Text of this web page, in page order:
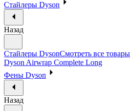
Стайлеры Dyson
Назад
Стайлеры DysonСмотреть все товары
Dyson Airwrap Complete Long
Фены Dyson
Назад